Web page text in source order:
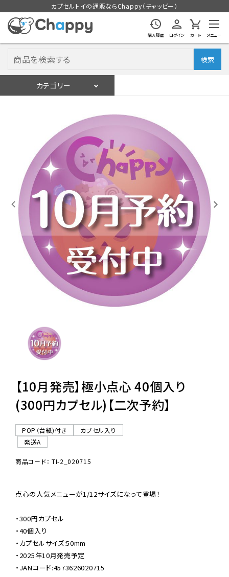
カプセルトイの通販ならChappy（チャッピー）
購入履歴 ログイン カート メニュー
検索
カテゴリー
入荷スケジュールをチェック
カプセルトイマシン本体
カプセルトイ
販促用空カプセル
レンタル
景品・玩具・文具
販促用カプセルトイ
ご利用ガイド
06-6282-7659
【10月発売】極小点心 40個入り
(300円カプセル)【二次予約】
POP（台紙)付き
カプセル入り
発送A
商品コード： TI-2_020715
点心の人気メニューが1/12サイズになって登場！
・300円カプセル
・40個入り
・カプセルサイズ:50mm
・2025年10月発売予定
・JANコード:4573626020715